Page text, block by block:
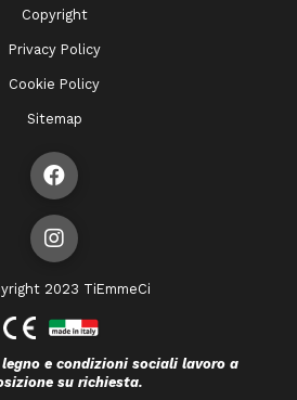
Copyright
Privacy Policy
Cookie Policy
Sitemap
2023 TiEmmeCi
e condizioni sociali lavoro a
su richiesta.